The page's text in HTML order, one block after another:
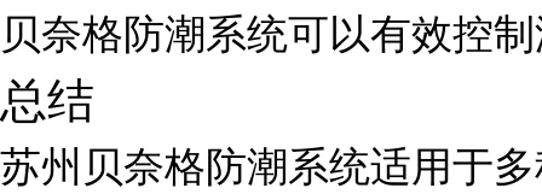
贝奈格防潮系统可以有效控
总结
苏州贝奈格防潮系统适用于